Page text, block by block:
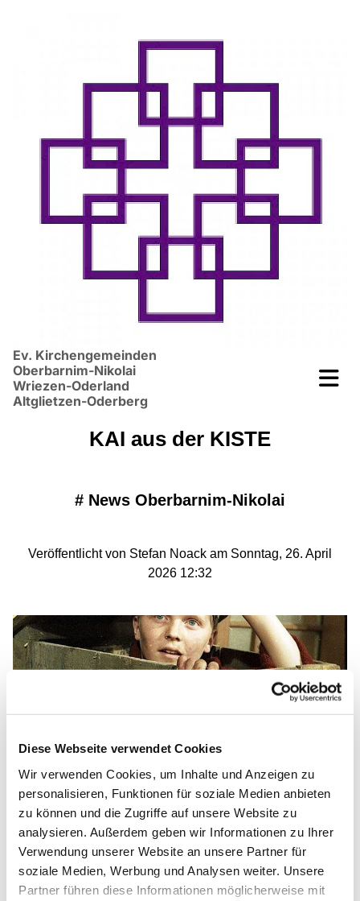
Diese Webseite verwendet Cookies
Wir verwenden Cookies, um Inhalte und Anzeigen zu
personalisieren, Funktionen für soziale Medien anbieten
zu können und die Zugriffe auf unsere Website zu
analysieren. Außerdem geben wir Informationen zu Ihrer
Verwendung unserer Website an unsere Partner für
soziale Medien, Werbung und Analysen weiter. Unsere
Partner führen diese Informationen möglicherweise mit
Ev. Kirchengemeinden
Oberbarnim-Nikolai
Wriezen-Oderland
Altglietzen-Oderberg
KAI aus der KISTE
# News Oberbarnim-Nikolai
Veröffentlicht von Stefan Noack am Sonntag, 26. April
2026 12:32
© DRA/DEFA 2026
KAI aus der KISTE
Der Besondere Filmabend "Kultur in den Kirchen"
Herzliche Einladung dazu.